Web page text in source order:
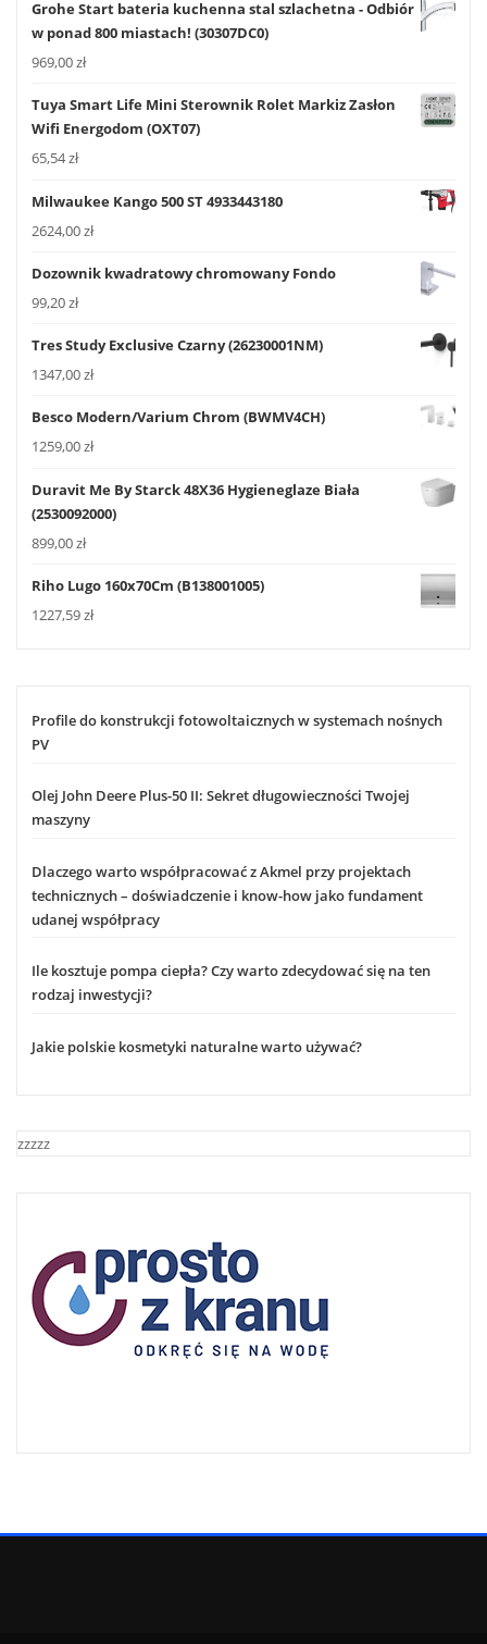
Grohe Start bateria kuchenna stal szlachetna - Odbiór
w ponad 800 miastach! (30307DC0)
969,00zł
Tuya Smart Life Mini Sterownik Rolet Markiz Zasłon
Wifi Energodom (OXT07)
65,54zł
Milwaukee Kango 500 ST 4933443180
2624,00zł
Dozownik kwadratowy chromowany Fondo
99,20zł
Tres Study Exclusive Czarny (26230001NM)
1347,00zł
Besco Modern/Varium Chrom (BWMV4CH)
1259,00zł
Duravit Me By Starck 48X36 Hygieneglaze Biała
(2530092000)
899,00zł
Riho Lugo 160x70Cm (B138001005)
1227,59zł
Profile do konstrukcji fotowoltaicznych w systemach nośnych
PV
Olej John Deere Plus-50 II: Sekret długowieczności Twojej
maszyny
Dlaczego warto współpracować z Akmel przy projektach
technicznych – doświadczenie i know-how jako fundament
udanej współpracy
Ile kosztuje pompa ciepła? Czy warto zdecydować się na ten
rodzaj inwestycji?
Jakie polskie kosmetyki naturalne warto używać?
zzzzz